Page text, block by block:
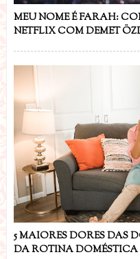
MEU NOME É FARAH:
NETFLIX COM DEMET
5 MAIORES DORES DAS
DA ROTINA DOMÉSTICA